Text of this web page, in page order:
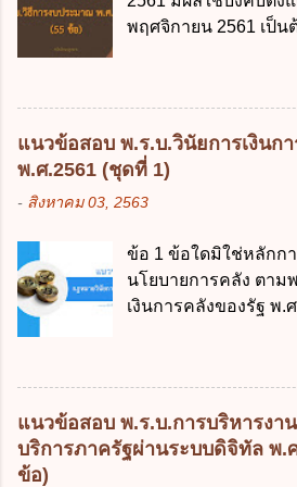
พฤศจิกายน 2561 เป็น
พฤศจิกายน 2561 เป็
พฤศจิกายน 2561 เป็
บัญญัติวิธีการงบประม
ยกเลิกกฎหมายฉบับใ
การงบประมาณ พ.ศ.
วิธีการงบประมาณ (ฉบั
พ.ศ. 2544 4. ประกา
203 ลงวันที่ 31 สิงหา
ถูกต้อง 1. นายกรัฐมน
ประมาณ พ.ศ. 2561
รักษาการตามพระรา
ประมาณ พ.ศ. 2561 3.
กระทรวงการคลัง เป็น
แนวข้อสอบ พ.ร.บ.วินัยการเงินก
พ.ศ.2561 (ชุดที่ 1)
- สิงหาคม 03, 2563
ข้อ 1 ข้อใดมิใช่หลักก
นโยบายการคลัง ตา
เงินการคลังของรัฐ พ.
เศรษฐกิจ ค. หลักกา
อย่างยั่งยืน ง. หลักคว
2 สัดส่วนหนี้สาธารณ
ในประเทศเพื่อใช้เป็น
สาธารณะเป็นไปตามข้
แนวข้อสอบ พ.ร.บ.การบริหารงา
บริการภาครัฐผ่านระบบดิจิทัล พ.
ข้อ)